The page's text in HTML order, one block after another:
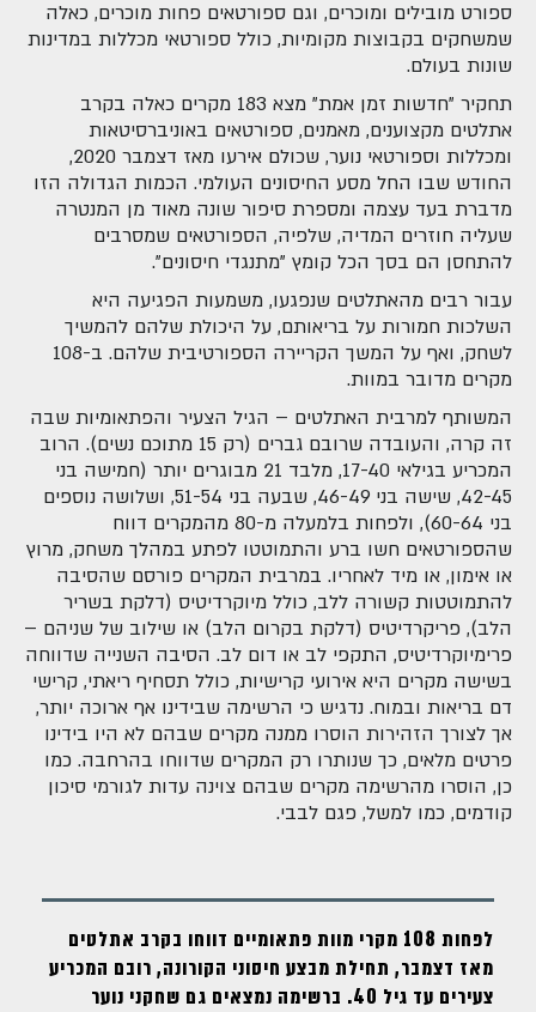
ספורט מובילים ומוכרים, וגם ספורטאים פחות מוכרים, כאלה
שמשחקים בקבוצות מקומיות, כולל ספורטאי מכללות במדינות
שונות בעולם.
תחקיר "חדשות זמן אמת" מצא 183 מקרים כאלה בקרב
אתלטים מקצוענים, מאמנים, ספורטאים באוניברסיטאות
ומכללות וספורטאי נוער, שכולם אירעו מאז דצמבר 2020,
החודש שבו החל מסע החיסונים העולמי. הכמות הגדולה הזו
מדברת בעד עצמה ומספרת סיפור שונה מאוד מן המנטרה
שעליה חוזרים המדיה, שלפיה, הספורטאים שמסרבים
להתחסן הם בסך הכל קומץ "מתנגדי חיסונים".
עבור רבים מהאתלטים שנפגעו, משמעות הפגיעה היא
השלכות חמורות על בריאותם, על היכולת שלהם להמשיך
לשחק, ואף על המשך הקריירה הספורטיבית שלהם. ב-108
מקרים מדובר במוות.
המשותף למרבית האתלטים – הגיל הצעיר והפתאומיות שבה
זה קרה, והעובדה שרובם גברים (רק 15 מתוכם נשים). הרוב
המכריע בגילאי 17-40, מלבד 21 מבוגרים יותר (חמישה בני
42-45, שישה בני 46-49, שבעה בני 51-54, ושלושה נוספים
בני 60-64), ולפחות בלמעלה מ-80 מהמקרים דווח
שהספורטאים חשו ברע והתמוטטו לפתע במהלך משחק, מרוץ
או אימון, או מיד לאחריו. במרבית המקרים פורסם שהסיבה
להתמוטטות קשורה ללב, כולל מיוקרדיטיס (דלקת בשריר
הלב), פריקרדיטיס (דלקת בקרום הלב) או שילוב של שניהם –
פרימיוקרדיטיס, התקפי לב או דום לב. הסיבה השנייה שדווחה
בשישה מקרים היא אירועי קרישיות, כולל תסחיף ריאתי, קרישי
דם בריאות ובמוח. נדגיש כי הרשימה שבידינו אף ארוכה יותר,
אך לצורך הזהירות הוסרו ממנה מקרים שבהם לא היו בידינו
פרטים מלאים, כך שנותרו רק המקרים שדווחו בהרחבה. כמו
כן, הוסרו מהרשימה מקרים שבהם צוינה עדות לגורמי סיכון
קודמים, כמו למשל, פגם לבבי.
לפחות 108 מקרי מוות פתאומיים דווחו בקרב אתלטים
מאז דצמבר, תחילת מבצע חיסוני הקורונה, רובם המכריע
צעירים עד גיל 40. ברשימה נמצאים גם שחקני נוער